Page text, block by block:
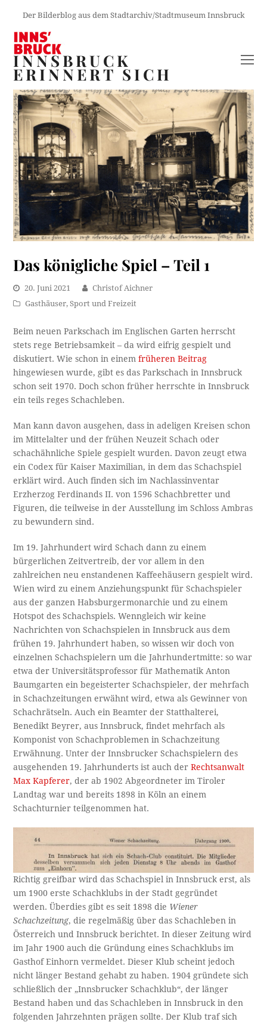
Der Bilderblog aus dem Stadtarchiv/Stadtmuseum Innsbruck
INNSBRUCK
ERINNERT SICH
Das königliche Spiel – Teil 1
20. Juni 2021
Christof Aichner
Gasthäuser,Sport und Freizeit
Beim neuen Parkschach im Englischen Garten herrscht
stets rege Betriebsamkeit – da wird eifrig gespielt und
diskutiert. Wie schon in einemfrüheren Beitrag
hingewiesen wurde, gibt es das Parkschach in Innsbruck
schon seit 1970. Doch schon früher herrschte in Innsbruck
ein teils reges Schachleben.
Man kann davon ausgehen, dass in adeligen Kreisen schon
im Mittelalter und der frühen Neuzeit Schach oder
schachähnliche Spiele gespielt wurden. Davon zeugt etwa
ein Codex für Kaiser Maximilian, in dem das Schachspiel
erklärt wird. Auch finden sich im Nachlassinventar
Erzherzog Ferdinands II. von 1596 Schachbretter und
Figuren, die teilweise in der Ausstellung im Schloss Ambras
zu bewundern sind.
Im 19. Jahrhundert wird Schach dann zu einem
bürgerlichen Zeitvertreib, der vor allem in den
zahlreichen neu enstandenen Kaffeehäusern gespielt wird.
Wien wird zu einem Anziehungspunkt für Schachspieler
aus der ganzen Habsburgermonarchie und zu einem
Hotspot des Schachspiels. Wenngleich wir keine
Nachrichten von Schachspielen in Innsbruck aus dem
frühen 19. Jahrhundert haben, so wissen wir doch von
einzelnen Schachspielern um die Jahrhundertmitte: so war
etwa der Universitätsprofessor für Mathematik Anton
Baumgarten ein begeisterter Schachspieler, der mehrfach
in Schachzeitungen erwähnt wird, etwa als Gewinner von
Schachrätseln. Auch ein Beamter der Statthalterei,
Benedikt Beyrer, aus Innsbruck, findet mehrfach als
Komponist von Schachproblemen in Schachzeitung
Erwähnung. Unter der Innsbrucker Schachspielern des
ausgehenden 19. Jahrhunderts ist auch derRechtsanwalt
Max Kapferer, der ab 1902 Abgeordneter im Tiroler
Landtag war und bereits 1898 in Köln an einem
Schachturnier teilgenommen hat.
Richtig greifbar wird das Schachspiel in Innsbruck erst, als
um 1900 erste Schachklubs in der Stadt gegründet
werden. Überdies gibt es seit 1898 die Wiener
Schachzeitung, die regelmäßig über das Schachleben in
Österreich und Innsbruck berichtet. In dieser Zeitung wird
im Jahr 1900 auch die Gründung eines Schachklubs im
Gasthof Einhorn vermeldet. Dieser Klub scheint jedoch
nicht länger Bestand gehabt zu haben. 1904 gründete sich
schließlich der „Innsbrucker Schachklub“, der länger
Bestand haben und das Schachleben in Innsbruck in den
folgenden Jahrzehnten prägen sollte. Der Klub traf sich